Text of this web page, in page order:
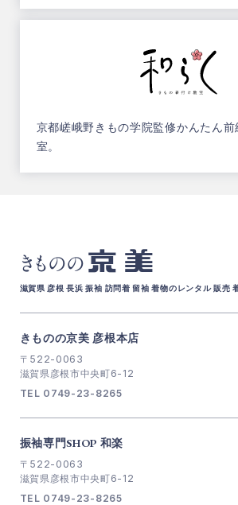
京都嵯峨野きもの学院監修かんたん
室。
きものの 京美
滋賀県 彦根 長浜 振袖 訪問着 留袖 着物のレンタル 販売
きものの京美 彦根本店
〒522-0063
滋賀県彦根市中央町6-12
TEL 0749-23-8265
振袖専門SHOP 和楽
〒522-0063
滋賀県彦根市中央町6-12
TEL 0749-23-8265